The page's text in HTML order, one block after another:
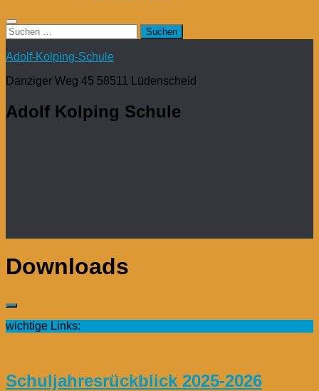
Suchen
nach:
Adolf-Kolping-Schule
Danziger Weg 45 58511 Lüdenscheid
Adolf Kolping Schule
Downloads
wichtige Links:
Schuljahresrückblick 2025-2026